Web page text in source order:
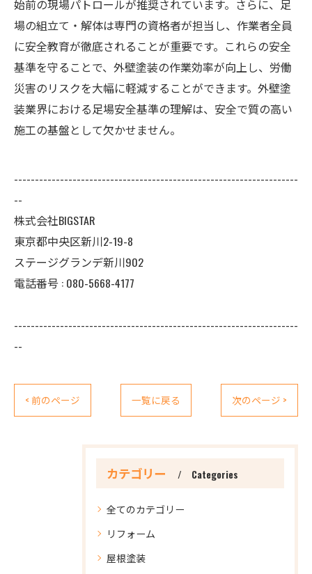
始前の現場パトロールが推奨されています。さらに、足
場の組立て・解体は専門の資格者が担当し、作業者全員
に安全教育が徹底されることが重要です。これらの安全
基準を守ることで、外壁塗装の作業効率が向上し、労働
災害のリスクを大幅に軽減することができます。外壁塗
装業界における足場安全基準の理解は、安全で質の高い
施工の基盤として欠かせません。
--------------------------------------------------------------------
--
株式会社BIGSTAR
東京都中央区新川2-19-8
ステージグランデ新川902
電話番号 : 080-5668-4177
--------------------------------------------------------------------
--
< 前のページ 一覧に戻る 次のページ >
カテゴリー Categories
全てのカテゴリー
リフォーム
屋根塗装